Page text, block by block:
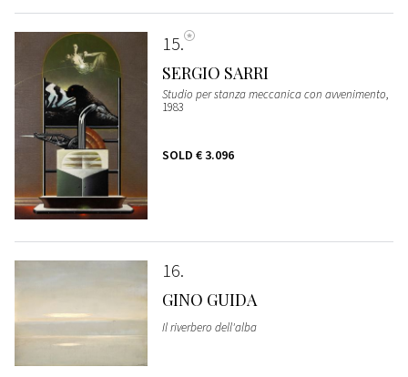
15
SERGIO SARRI
Studio per stanza meccanica con avvenimento,
1983
SOLD € 3.096
16
GINO GUIDA
Il riverbero dell'alba